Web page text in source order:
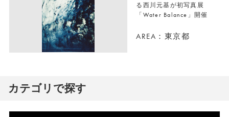
る西川元基が初写真展
「Water Balance」開催
AREA：東京都
カテゴリで探す